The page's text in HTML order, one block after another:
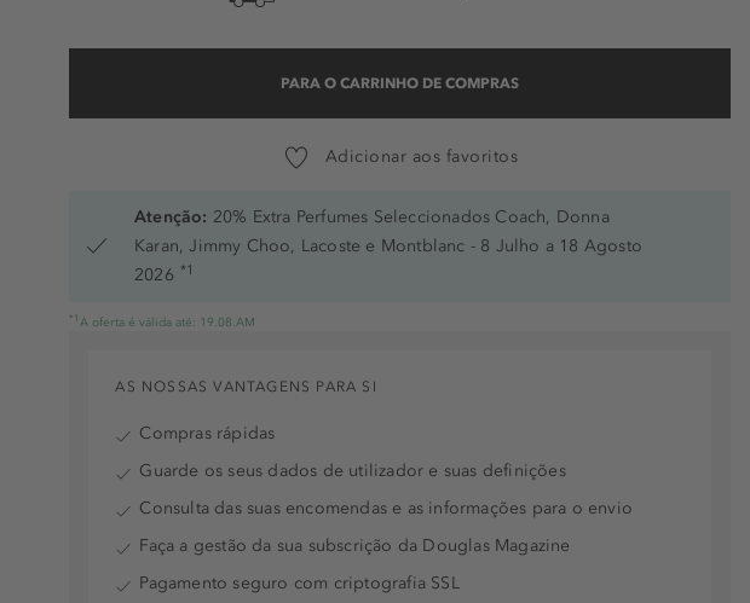
PARA O CARRINHO DE COMPRAS
Adicionar aos favoritos
Atenção: 20% Extra Perfumes Seleccionados Coach, Donna
Karan, Jimmy Choo, Lacoste e Montblanc - 8 Julho a 18 Agosto
2026 *1
*1 A oferta é válida até: 19.08.AM
AS NOSSAS VANTAGENS PARA SI
Compras rápidas
Guarde os seus dados de utilizador e suas definições
Consulta das suas encomendas e as informações para o envio
Faça a gestão da sua subscrição da Douglas Magazine
Pagamento seguro com criptografia SSL